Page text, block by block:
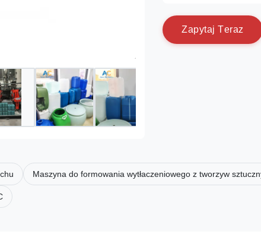
Zapytaj Teraz
Maszyna do formowania wytłaczeniowego z tworzyw